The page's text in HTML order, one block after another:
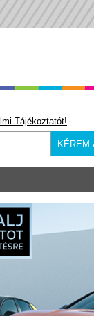
Tájékoztatót!